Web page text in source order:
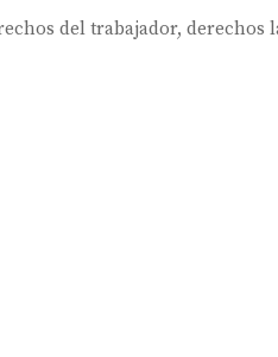
del trabajador,derechos